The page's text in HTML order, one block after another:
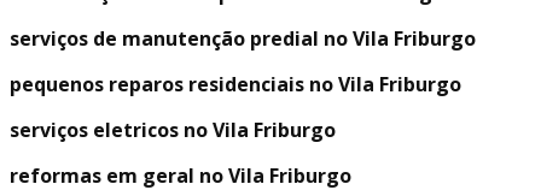
serviços de manutenção predial no Vila Friburgo
pequenos reparos residenciais no Vila Friburgo
serviços eletricos no Vila Friburgo
reformas em geral no Vila Friburgo